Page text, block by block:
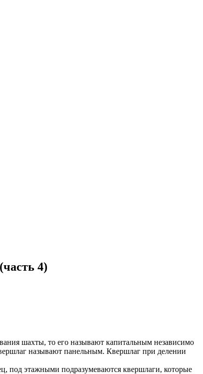
4)
шахты, то его называют капитальным независимо
называют панельным. Квершлаг при делении
под этажными подразумеваются квершлаги, которые